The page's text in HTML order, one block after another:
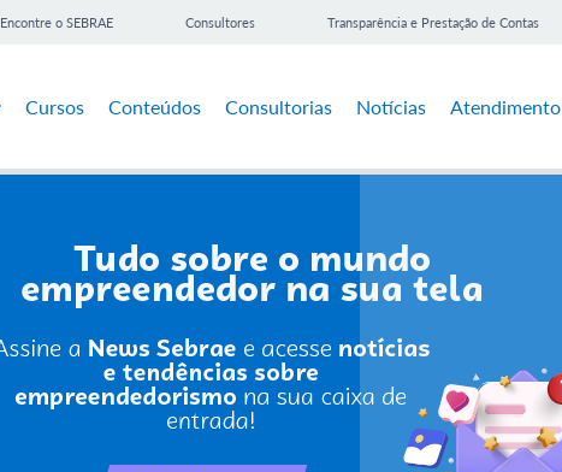
Encontre o SEBRAE Consultores Transparência e Prestação de Contas
Cursos Conteúdos Consultorias Notícias Atendimento